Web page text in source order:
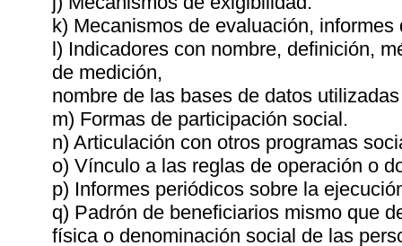
k) Mecanismos de evaluación,
l) Indicadores con nombre, definición,
de medición,
nombre de las bases de datos
m) Formas de participación social.
n) Articulación con otros programas
o) Vínculo a las reglas de operación o
p) Informes periódicos sobre la
q) Padrón de beneficiarios mismo que
física o denominación social de las